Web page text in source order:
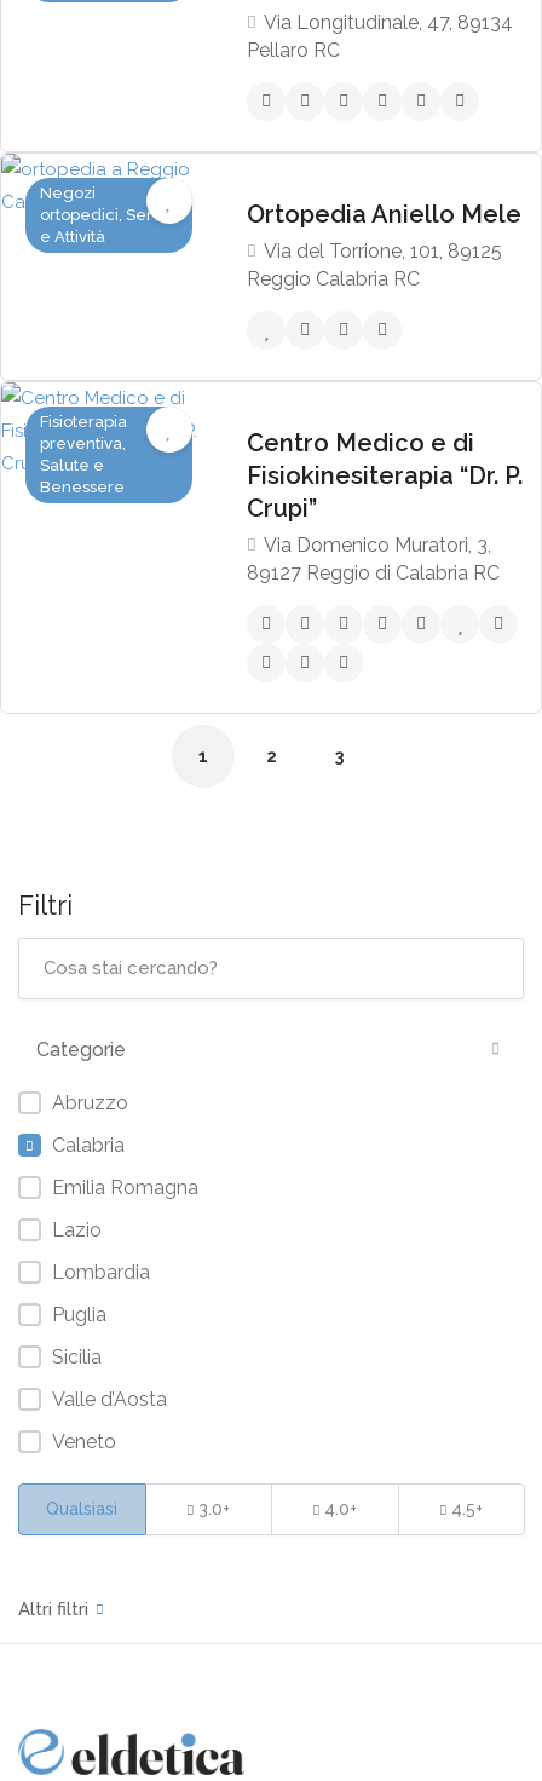
Via Longitudinale, 47, 89134
Pellaro RC
Negozi
ortopedici, Servizi
e Attività
Ortopedia Aniello Mele
Via del Torrione, 101, 89125
Reggio Calabria RC
Fisioterapia
preventiva,
Salute e
Benessere
Centro Medico e di
Fisiokinesiterapia “Dr. P.
Crupi”
Via Domenico Muratori, 3,
89127 Reggio di Calabria RC
1 2 3
Filtri
Categorie
Abruzzo
Calabria
Emilia Romagna
Lazio
Lombardia
Puglia
Sicilia
Valle d’Aosta
Veneto
Qualsiasi 3.0+ 4.0+ 4.5+